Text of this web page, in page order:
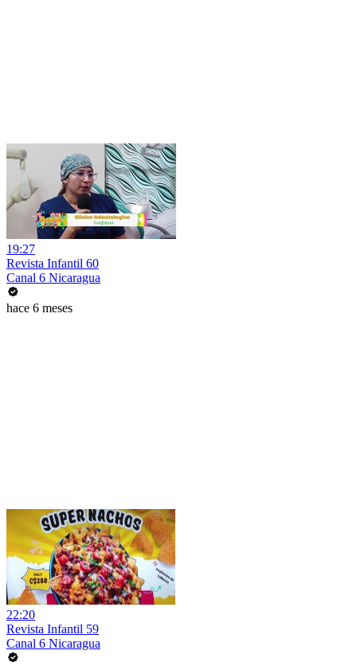
19:27
Revista Infantil 60
Canal 6 Nicaragua
hace 6 meses
22:20
Revista Infantil 59
Canal 6 Nicaragua